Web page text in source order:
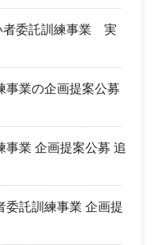
委託訓練事業 実
事業の企画提案公募
事業 企画提案公募 追
委託訓練事業 企画提